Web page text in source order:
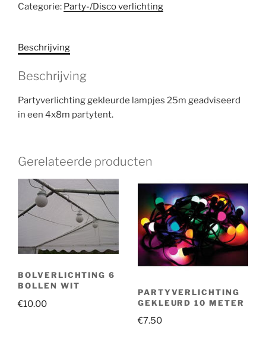
Categorie: Party-/Disco verlichting
Beschrijving
Beschrijving
Partyverlichting gekleurde lampjes 25m geadviseerd
in een 4x8m partytent.
Gerelateerde producten
BOLVERLICHTING 6
BOLLEN WIT
€10.00
PARTYVERLICHTING
GEKLEURD 10 METER
€7.50